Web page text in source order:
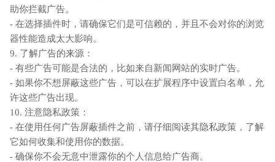
助你拦截广告。
- 在选择插件时，请确保它们是可信赖的，并且不会对你的浏览
器性能造成太大影响。
9. 了解广告的来源：
- 有些广告可能是合法的，比如来自新闻网站的实时广告。
- 如果你不想屏蔽这些广告，可以在扩展程序中设置白名单，允
许这些广告出现。
10. 注意隐私政策：
- 在使用任何广告屏蔽插件之前，请仔细阅读其隐私政策，了解
它如何收集和使用你的数据。
- 确保你不会无意中泄露你的个人信息给广告商。